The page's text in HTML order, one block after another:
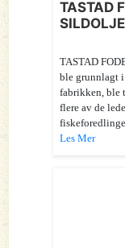
TASTAD
TASTAD
ble grunnlagt
fabrikken, ble
flere av de
Les Mer